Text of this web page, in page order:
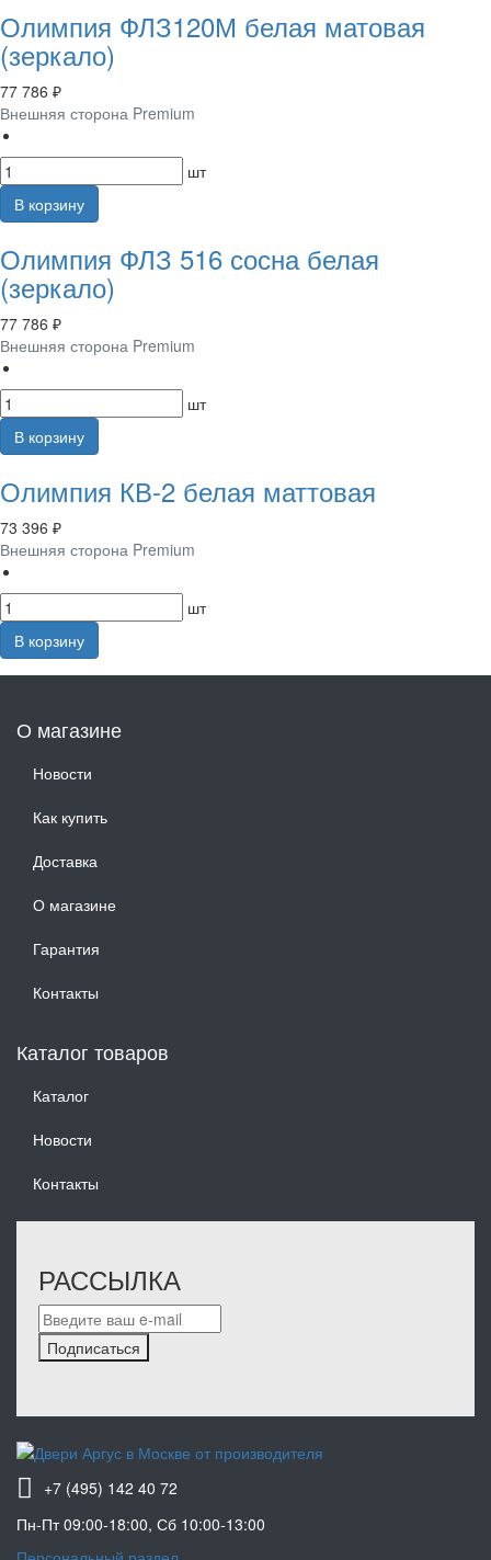
Олимпия ФЛЗ120М белая матовая
(зеркало)
77 786 ₽
Внешняя сторона Premium
шт
В корзину
Олимпия ФЛЗ 516 сосна белая
(зеркало)
77 786 ₽
Внешняя сторона Premium
шт
В корзину
Олимпия КВ-2 белая маттовая
73 396 ₽
Внешняя сторона Premium
шт
В корзину
О магазине
Новости
Как купить
Доставка
О магазине
Гарантия
Контакты
Каталог товаров
Каталог
Новости
Контакты
РАССЫЛКА
Подписаться
+7 (495) 142 40 72
Пн-Пт 09:00-18:00, Сб 10:00-13:00